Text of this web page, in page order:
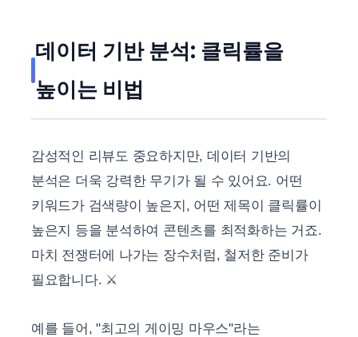
데이터 기반 분석: 클릭률을
높이는 비법
감성적인 리뷰도 중요하지만, 데이터 기반의
분석은 더욱 강력한 무기가 될 수 있어요. 어떤
키워드가 검색량이 높은지, 어떤 제목이 클릭률이
높은지 등을 분석하여 콘텐츠를 최적화하는 거죠.
마치 전쟁터에 나가는 장수처럼, 철저한 준비가
필요합니다. ⚔️
예를 들어, "최고의 게이밍 마우스"라는